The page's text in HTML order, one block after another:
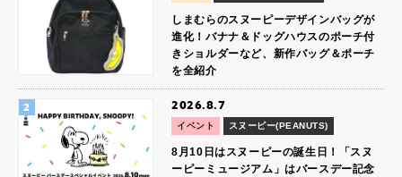
しまむらのスヌーピーデザインバッグが
進化！バナナ＆ドッグハウスのポーチ付
きショルダーなど、新作バッグ＆ポーチ
を全紹介
2026.8.7
イベント スヌーピー(PEANUTS)
8月10日はスヌーピーの誕生日！「スヌ
ーピーミュージアム」はバースデー記念